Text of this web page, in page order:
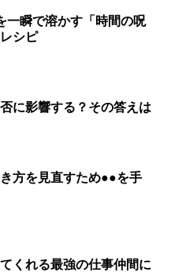
一瞬で溶かす「時間の呪
シピ
に影響する？その答えは
方を見直すため●●を手
くれる最強の仕事仲間に